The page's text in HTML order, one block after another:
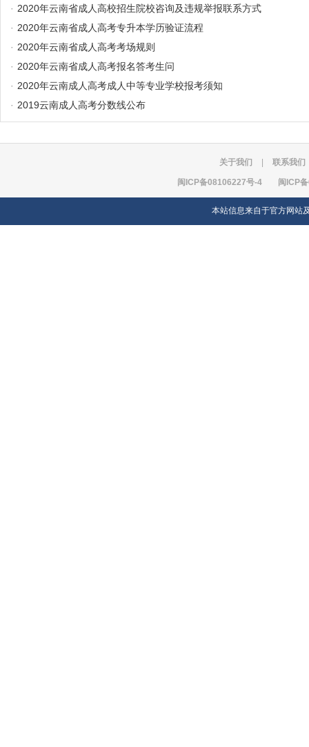
· 2020年云南省成人高校招生院校咨询及违规举报联系方式
· 2020年云南省成人高考专升本学历验证流程
· 2020年云南省成人高考考场规则
· 2020年云南省成人高考报名答考生问
· 2020年云南成人高考成人中等专业学校报考须知
· 2019云南成人高考分数线公布
关于我们 联系我们
闽ICP备08106227号-4 闽ICP
本站信息来自于官方网站